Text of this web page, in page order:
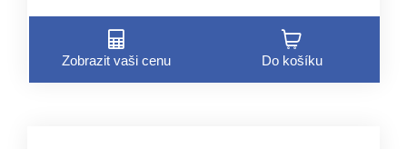
Zobrazit vaši cenu Do košíku